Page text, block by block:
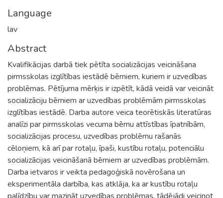
Language
lav
Abstract
Kvalifikācijas darbā tiek pētīta socializācijas veicināšana
pirmsskolas izglītības iestādē bērniem, kuriem ir uzvedības
problēmas. Pētījuma mērķis ir izpētīt, kādā veidā var veicināt
socializāciju bērniem ar uzvedības problēmām pirmsskolas
izglītības iestādē. Darba autore veica teorētiskās literatūras
analīzi par pirmsskolas vecuma bērnu attīstības īpatnībām,
socializācijas procesu, uzvedības problēmu rašanās
cēloņiem, kā arī par rotaļu, īpaši, kustību rotaļu, potenciālu
socializācijas veicināšanā bērniem ar uzvedības problēmām.
Darba ietvaros ir veikta pedagoģiskā novērošana un
eksperimentāla darbība, kas atklāja, ka ar kustību rotaļu